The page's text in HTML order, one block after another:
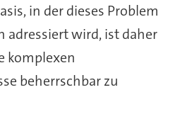
in der dieses Problem
adressiert wird, ist daher
komplexen
beherrschbar zu